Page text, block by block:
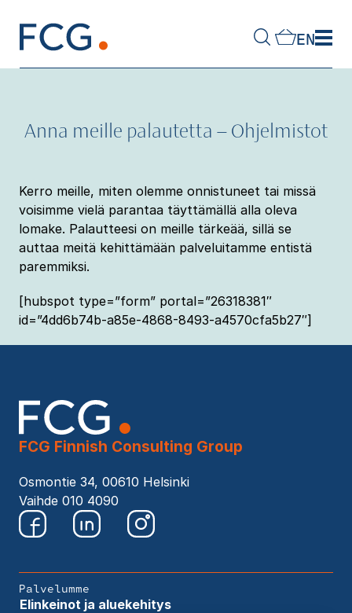
content
EN
Anna meille palautetta – Ohjelmistot
Kerro meille, miten olemme onnistuneet tai missä
voisimme vielä parantaa täyttämällä alla oleva
lomake. Palautteesi on meille tärkeää, sillä se
auttaa meitä kehittämään palveluitamme entistä
paremmiksi.
[hubspot type=”form” portal=”26318381″
id=”4dd6b74b-a85e-4868-8493-a4570cfa5b27″]
FCG Finnish Consulting Group
Osmontie 34, 00610 Helsinki
Vaihde 010 4090
Palvelumme
Elinkeinot ja aluekehitys